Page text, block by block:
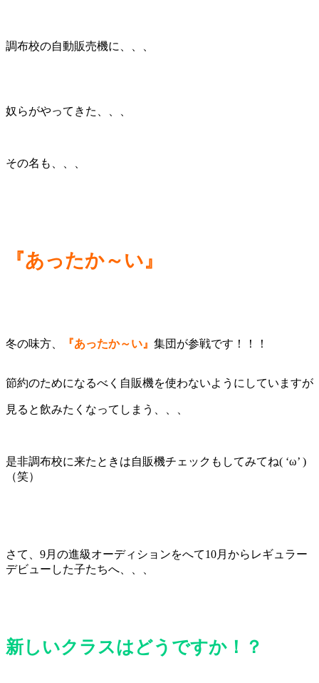
調布校の自動販売機に、、、
奴らがやってきた、、、
その名も、、、
『あったか～い』
冬の味方、 『あったか～い』 集団が参戦です！！！
節約のためになるべく自販機を使わないようにしていますが
見ると飲みたくなってしまう、、、
是非調布校に来たときは自販機チェックもしてみてね( ‘ω’ )
（笑）
さて、9月の進級オーディションをへて10月からレギュラー
デビューした子たちへ、、、
新しいクラスはどうですか！？